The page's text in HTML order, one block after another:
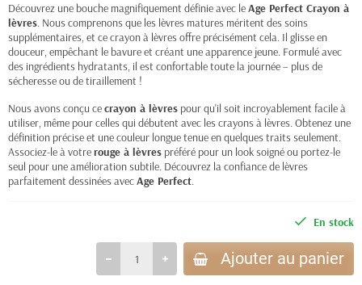
Découvrez une bouche magnifiquement définie avec leAge Perfect Crayon à
lèvres. Nous comprenons que les lèvres matures méritent des soins
supplémentaires, et ce crayon à lèvres offre précisément cela. Il glisse en
douceur, empêchant le bavure et créant une apparence jeune. Formulé avec
des ingrédients hydratants, il est confortable toute la journée – plus de
sécheresse ou de tiraillement !
Nous avons conçu cecrayon à lèvres pour qu'il soit incroyablement facile à
utiliser, même pour celles qui débutent avec les crayons à lèvres. Obtenez une
définition précise et une couleur longue tenue en quelques traits seulement.
Associez-le à votrerouge à lèvres préféré pour un look soigné ou portez-le
seul pour une amélioration subtile. Découvrez la confiance de lèvres
parfaitement dessinées avecAge Perfect.
En stock
Ajouter au panier